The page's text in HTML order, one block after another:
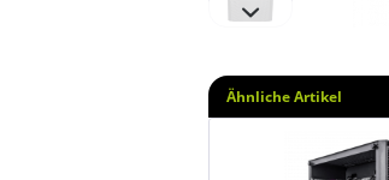
Ähnliche Artikel